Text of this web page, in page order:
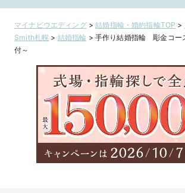
指輪
493】ド
丈夫で着
いいかっ
婚指輪
マイナビウエディング>結婚指輪・婚約指輪TOP >
Smith札幌 > 結婚指輪 > 手作り結婚指輪 彫金コ
付～